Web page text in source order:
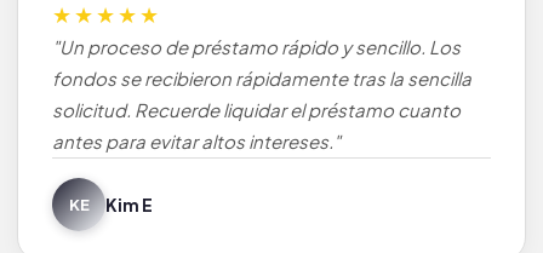
★★★★★
"Un proceso de préstamo rápido y sencillo. Los
fondos se recibieron rápidamente tras la sencilla
solicitud. Recuerde liquidar el préstamo cuanto
antes para evitar altos intereses."
KE Kim E